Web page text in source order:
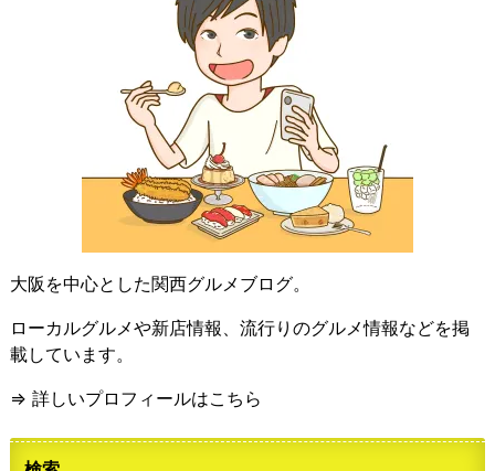
大阪を中心とした関西グルメブログ。
ローカルグルメや新店情報、流行りのグルメ情報などを掲
載しています。
⇒ 詳しいプロフィールはこちら